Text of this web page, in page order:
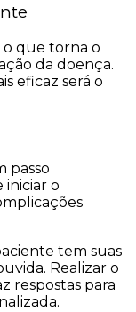
o que torna o
da doença.
eficaz será o
passo
o
tem suas
Realizar o
respostas para